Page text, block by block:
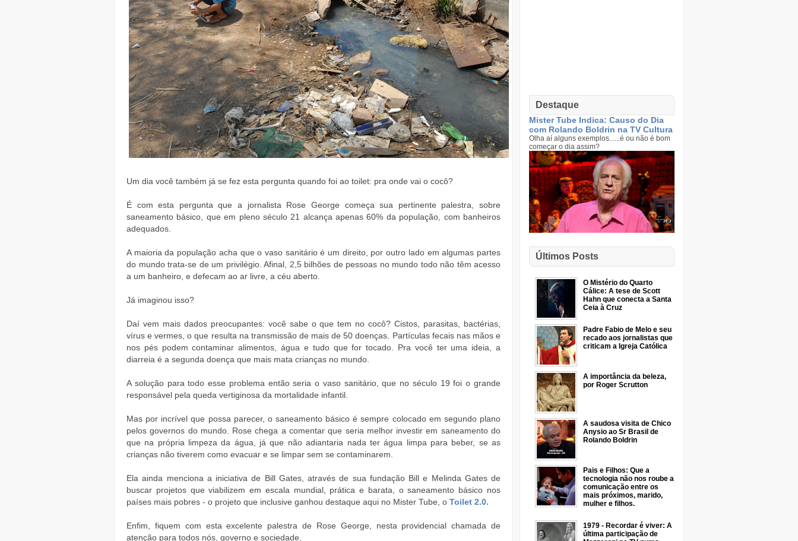
Um dia você também já se fez esta pergunta quando foi ao toilet: pra onde vai o cocô?
É com esta pergunta que a jornalista Rose George começa sua pertinente palestra, sobre
saneamento básico, que em pleno século 21 alcança apenas 60% da população, com banheiros
adequados.
A maioria da população acha que o vaso sanitário é um direito, por outro lado em algumas partes
do mundo trata-se de um privilégio. Afinal, 2,5 bilhões de pessoas no mundo todo não têm acesso
a um banheiro, e defecam ao ar livre, a céu aberto.
Já imaginou isso?
Daí vem mais dados preocupantes: você sabe o que tem no cocô? Cistos, parasitas, bactérias,
vírus e vermes, o que resulta na transmissão de mais de 50 doenças. Partículas fecais nas mãos e
nos pés podem contaminar alimentos, água e tudo que for tocado. Pra você ter uma ideia, a
diarreia é a segunda doença que mais mata crianças no mundo.
A solução para todo esse problema então seria o vaso sanitário, que no século 19 foi o grande
responsável pela queda vertiginosa da mortalidade infantil.
Mas por incrível que possa parecer, o saneamento básico é sempre colocado em segundo plano
pelos governos do mundo. Rose chega a comentar que seria melhor investir em saneamento do
que na própria limpeza da água, já que não adiantaria nada ter água limpa para beber, se as
crianças não tiverem como evacuar e se limpar sem se contaminarem.
Ela ainda menciona a iniciativa de Bill Gates, através de sua fundação Bill e Melinda Gates de
buscar projetos que viabilizem em escala mundial, prática e barata, o saneamento básico nos
países mais pobres - o projeto que inclusive ganhou destaque aqui no Mister Tube, o Toilet 2.0.
Enfim, fiquem com esta excelente palestra de Rose George, nesta providencial chamada de
atenção para todos nós, governo e sociedade.
Destaque
Mister Tube Indica: Causo do Dia
com Rolando Boldrin na TV Cultura
Olha aí alguns exemplos......é ou não é bom
começar o dia assim?
Últimos Posts
O Mistério do Quarto
Cálice: A tese de Scott
Hahn que conecta a Santa
Ceia à Cruz
Padre Fabio de Melo e seu
recado aos jornalistas que
criticam a Igreja Católica
A importância da beleza,
por Roger Scrutton
A saudosa visita de Chico
Anysio ao Sr Brasil de
Rolando Boldrin
Pais e Filhos: Que a
tecnologia não nos roube a
comunicação entre os
mais próximos, marido,
mulher e filhos.
1979 - Recordar é viver: A
última participação de